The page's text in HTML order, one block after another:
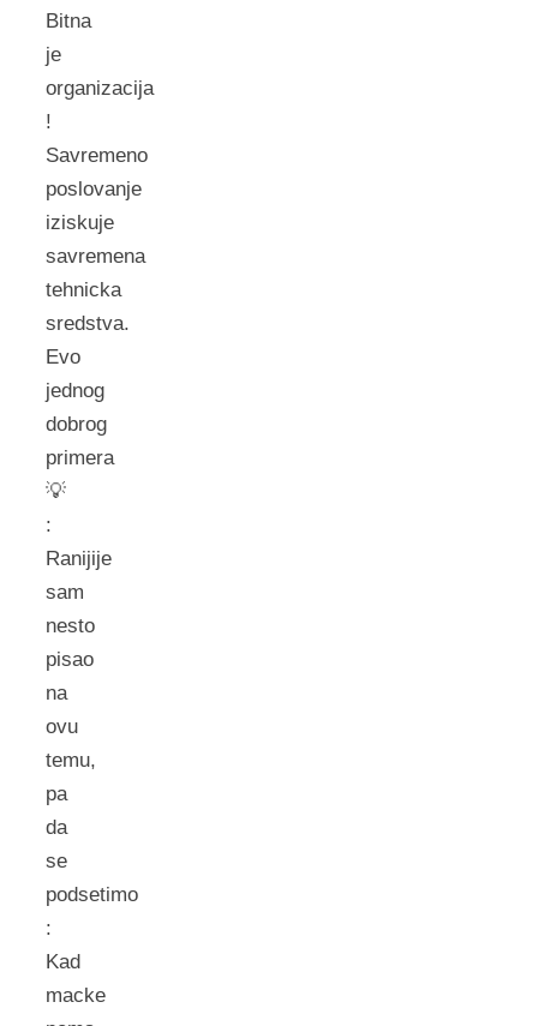
Bitna
je
organizacija
!
Savremeno
poslovanje
iziskuje
savremena
tehnicka
sredstva.
Evo
jednog
dobrog
primera
💡
:
Ranijije
sam
nesto
pisao
na
ovu
temu,
pa
da
se
podsetimo
:
Kad
macke